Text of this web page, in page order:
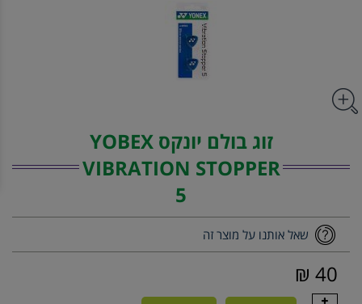
זוג בולם יונקס YOBEX
VIBRATION STOPPER
5
שאל אותנו על מוצר זה
40 ₪